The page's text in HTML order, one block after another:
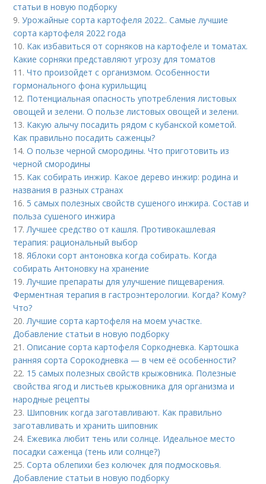
статьи в новую подборку
9.Урожайные сорта картофеля 2022.. Самые лучшие
сорта картофеля 2022 года
10. Как избавиться от сорняков на картофеле и томатах.
Какие сорняки представляют угрозу для томатов
11.Что произойдет с организмом. Особенности
гормонального фона курильщиц
12. Потенциальная опасность употребления листовых
овощей и зелени. О пользе листовых овощей и зелени.
13. Какую алычу посадить рядом с кубанской кометой.
Как правильно посадить саженцы?
14.О пользе черной смородины. Что приготовить из
черной смородины
15. Как собирать инжир. Какое дерево инжир: родина и
названия в разных странах
16. 5 самых полезных свойств сушеного инжира. Состав и
польза сушеного инжира
17.Лучшее средство от кашля. Противокашлевая
терапия: рациональный выбор
18.Яблоки сорт антоновка когда собирать. Когда
собирать Антоновку на хранение
19.Лучшие препараты для улучшение пищеварения.
Ферментная терапия в гастроэнтерологии. Когда? Кому?
Что?
20.Лучшие сорта картофеля на моем участке.
Добавление статьи в новую подборку
21.Описание сорта картофеля Соркодневка. Картошка
ранняя сорта Сорокодневка — в чем её особенности?
22. 15 самых полезных свойств крыжовника. Полезные
свойства ягод и листьев крыжовника для организма и
народные рецепты
23. Шиповник когда заготавливают. Как правильно
заготавливать и хранить шиповник
24. Ежевика любит тень или солнце. Идеальное место
посадки саженца (тень или солнце?)
25.Сорта облепихи без колючек для подмосковья.
Добавление статьи в новую подборку